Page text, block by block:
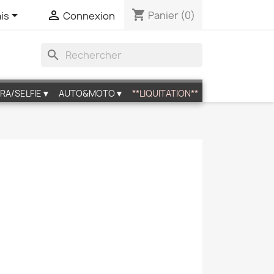
  Connexion shopping_cart Panier (0)
search
SELFIE▼ AUTO&MOTO▼ **LIQUITATION**